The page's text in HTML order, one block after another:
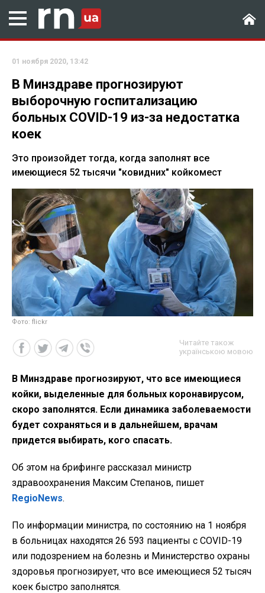
01 ноября 2020, 13:42
В Минздраве прогнозируют
выборочную госпитализацию
больных COVID-19 из-за недостатка
коек
Это произойдет тогда, когда заполнят все
имеющиеся 52 тысячи "ковидних" койкомест
Фото: flickr
Читайте також
українською мовою
В Минздраве прогнозируют, что все имеющиеся
койки, выделенные для больных коронавирусом,
скоро заполнятся. Если динамика заболеваемости
будет сохраняться и в дальнейшем, врачам
придется выбирать, кого спасать.
Об этом на брифинге рассказал министр
здравоохранения Максим Степанов, пишет
RegioNews.
По информации министра, по состоянию на 1 ноября
в больницах находятся 26 593 пациенты с COVID-19
или подозрением на болезнь и Министерство охраны
здоровья прогнозирует, что все имеющиеся 52 тысяч
коек быстро заполнятся.